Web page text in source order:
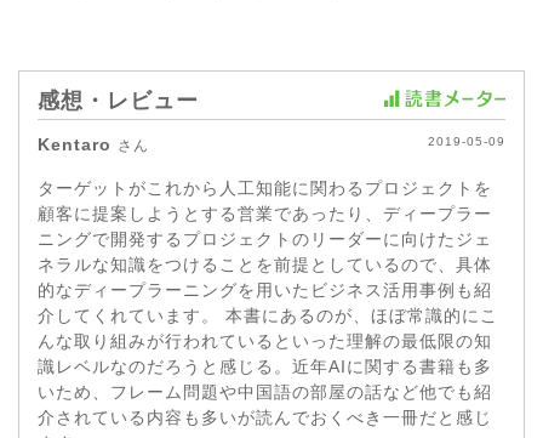
感想・レビュー
Kentaro さん 2019-05-09
ターゲットがこれから人工知能に関わるプロジェクトを
顧客に提案しようとする営業であったり、ディープラー
ニングで開発するプロジェクトのリーダーに向けたジェ
ネラルな知識をつけることを前提としているので、具体
的なディープラーニングを用いたビジネス活用事例も紹
介してくれています。 本書にあるのが、ほぼ常識的にこ
んな取り組みが行われているといった理解の最低限の知
識レベルなのだろうと感じる。近年AIに関する書籍も多
いため、フレーム問題や中国語の部屋の話など他でも紹
介されている内容も多いが読んでおくべき一冊だと感じ